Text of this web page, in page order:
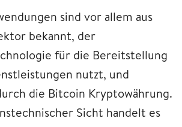
sind vor allem aus
bekannt, der
für die Bereitstellung
nutzt, und
die Bitcoin Kryptowährung.
Sicht handelt es